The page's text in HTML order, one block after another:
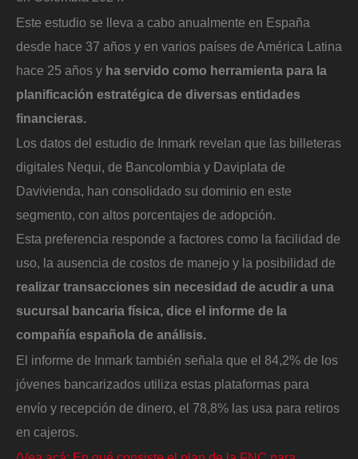
Este estudio se lleva a cabo anualmente en España
desde hace 37 años y en varios países de América Latina
hace 25 años y ha servido como herramienta para la
planificación estratégica de diversas entidades
financieras.
Los datos del estudio de Inmark revelan que las billeteras
digitales Nequi, de Bancolombia y Daviplata de
Davivienda, han consolidado su dominio en este
segmento, con altos porcentajes de adopción.
Esta preferencia responde a factores como la facilidad de
uso, la ausencia de costos de manejo y la posibilidad de
realizar transacciones sin necesidad de acudir a una
sucursal bancaria física, dice el informe de la
compañía española de análisis.
El informe de Inmark también señala que el 84,2% de los
jóvenes bancarizados utiliza estas plataformas para
envío y recepción de dinero, el 78,8% las usa para retiros
en cajeros.